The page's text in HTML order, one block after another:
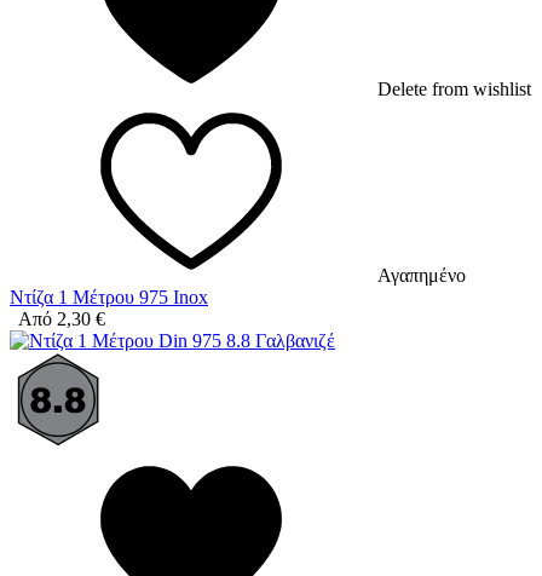
Delete from wishlist
Αγαπημένο
Ντίζα 1 Μέτρου 975 Inox
Από 2,30 €